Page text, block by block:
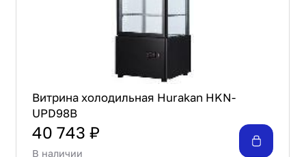
Витрина холодильная Hurakan HKN-
UPD98B
40 743 ₽
В наличии